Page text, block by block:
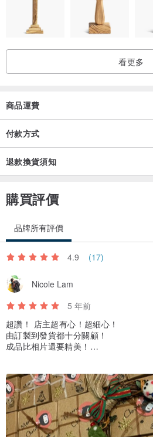
看更多
商品運費
付款方式
退款換貨須知
購買評價
品牌所有評價
4.9 (17)
Nicole Lam
5 年前
超讚！ 店主超有心！超細心！
由訂製到發貨都十分關顧！
成品比相片還要精美！